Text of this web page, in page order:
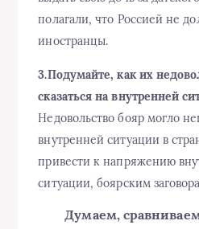
полагали, что Россией не
иностранцы.
3.Подумайте, как их
сказаться на внутренней
Недовольство бояр могло
внутренней ситуации в
привести к напряжению
ситуации, боярским
Думаем,